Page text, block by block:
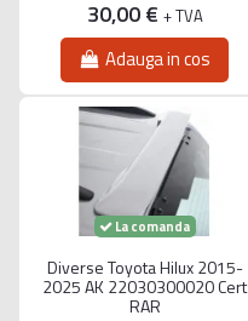
30,00 € + TVA
Adauga in cos
La comanda
Diverse Toyota Hilux 2015-
2025 AK 22030300020 Cert
RAR